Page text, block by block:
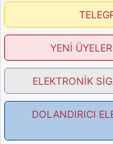
YENİ
ELEKTRONİK
DOLANDIRICI